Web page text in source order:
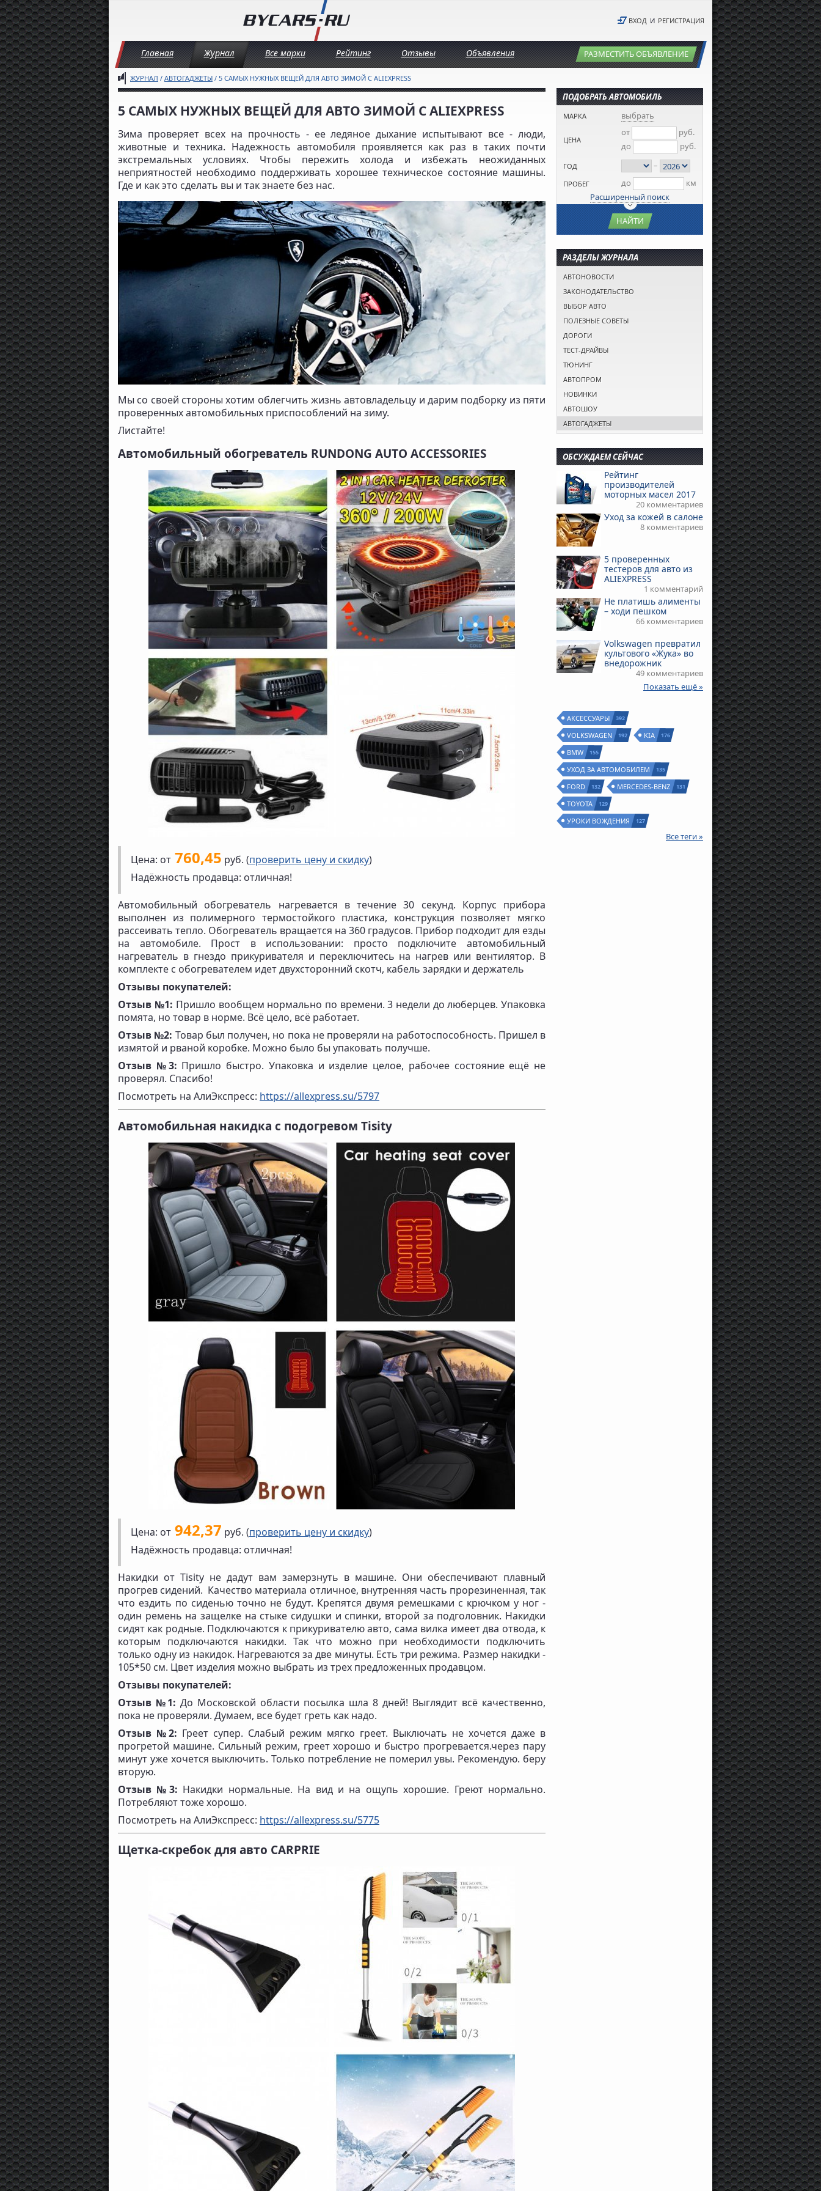
ВХОД И РЕГИСТРАЦИЯ
Главная Журнал Все марки Рейтинг Отзывы Объявления РАЗМЕСТИТЬ ОБЪЯВЛЕНИЕ
ЖУРНАЛ / АВТОГАДЖЕТЫ / 5 САМЫХ НУЖНЫХ ВЕЩЕЙ ДЛЯ АВТО ЗИМОЙ С ALIEXPRESS
5 САМЫХ НУЖНЫХ ВЕЩЕЙ ДЛЯ АВТО ЗИМОЙ С ALIEXPRESS
Зима проверяет всех на прочность - ее ледяное дыхание испытывают все - люди,
животные и техника. Надежность автомобиля проявляется как раз в таких почти
экстремальных условиях. Чтобы пережить холода и избежать неожиданных
неприятностей необходимо поддерживать хорошее техническое состояние машины.
Где и как это сделать вы и так знаете без нас.
Мы со своей стороны хотим облегчить жизнь автовладельцу и дарим подборку из пяти
проверенных автомобильных приспособлений на зиму.
Листайте!
Автомобильный обогреватель RUNDONG AUTO ACCESSORIES
Цена: от 760,45 руб. (проверить цену и скидку)
Надёжность продавца: отличная!
Автомобильный обогреватель нагревается в течение 30 секунд. Корпус прибора
выполнен из полимерного термостойкого пластика, конструкция позволяет мягко
рассеивать тепло. Обогреватель вращается на 360 градусов. Прибор подходит для езды
на автомобиле. Прост в использовании: просто подключите автомобильный
нагреватель в гнездо прикуривателя и переключитесь на нагрев или вентилятор. В
комплекте с обогревателем идет двухсторонний скотч, кабель зарядки и держатель
Отзывы покупателей:
Отзыв №1: Пришло вообщем нормально по времени. 3 недели до люберцев. Упаковка
помята, но товар в норме. Всё цело, всё работает.
Отзыв №2: Товар был получен, но пока не проверяли на работоспособность. Пришел в
измятой и рваной коробке. Можно было бы упаковать получше.
Отзыв №3: Пришло быстро. Упаковка и изделие целое, рабочее состояние ещё не
проверял. Спасибо!
Посмотреть на АлиЭкспресс: https://allexpress.su/5797
Автомобильная накидка с подогревом Tisity
Цена: от 942,37 руб. (проверить цену и скидку)
Надёжность продавца: отличная!
Накидки от Tisity не дадут вам замерзнуть в машине. Они обеспечивают плавный
прогрев сидений. Качество материала отличное, внутренняя часть прорезиненная, так
что ездить по сиденью точно не будут. Крепятся двумя ремешками с крючком у ног -
один ремень на защелке на стыке сидушки и спинки, второй за подголовник. Накидки
сидят как родные. Подключаются к прикуривателю авто, сама вилка имеет два отвода, к
которым подключаются накидки. Так что можно при необходимости подключить
только одну из накидок. Нагреваются за две минуты. Есть три режима. Размер накидки -
105*50 см. Цвет изделия можно выбрать из трех предложенных продавцом.
Отзывы покупателей:
Отзыв №1:До Московской области посылка шла 8 дней! Выглядит всё качественно,
пока не проверяли. Думаем, все будет греть как надо.
Отзыв №2: Греет супер. Слабый режим мягко греет. Выключать не хочется даже в
прогретой машине. Сильный режим, греет хорошо и быстро прогревается.через пару
минут уже хочется выключить. Только потребление не померил увы. Рекомендую. беру
вторую.
Отзыв №3: Накидки нормальные. На вид и на ощупь хорошие. Греют нормально.
Потребляют тоже хорошо.
Посмотреть на АлиЭкспресс: https://allexpress.su/5775
Щетка-скребок для авто CARPRIE
ПОДОБРАТЬ АВТОМОБИЛЬ
МАРКА выбрать
ЦЕНА
от
руб.
до
руб.
ГОД –
ПРОБЕГ до
км
Расширенный поиск
НАЙТИ
РАЗДЕЛЫ ЖУРНАЛА
АВТОНОВОСТИ
ЗАКОНОДАТЕЛЬСТВО
ВЫБОР АВТО
ПОЛЕЗНЫЕ СОВЕТЫ
ДОРОГИ
ТЕСТ-ДРАЙВЫ
ТЮНИНГ
АВТОПРОМ
НОВИНКИ
АВТОШОУ
АВТОГАДЖЕТЫ
ОБСУЖДАЕМ СЕЙЧАС
Рейтинг
производителей
моторных масел 2017
20 комментариев
Уход за кожей в салоне
8 комментариев
5 проверенных
тестеров для авто из
ALIEXPRESS
1 комментарий
Не платишь алименты
– ходи пешком
66 комментариев
Volkswagen превратил
культового «Жука» во
внедорожник
49 комментариев
Показать ещё »
АКСЕССУАРЫ 392
VOLKSWAGEN 192 KIA 176
BMW 155
УХОД ЗА АВТОМОБИЛЕМ 135
FORD 132 MERCEDES-BENZ 131
TOYOTA 129
УРОКИ ВОЖДЕНИЯ 127
Все теги »